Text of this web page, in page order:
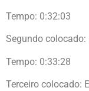
Tempo: 0:32:03
Segundo colocado:
Tempo: 0:33:28
Terceiro colocado: